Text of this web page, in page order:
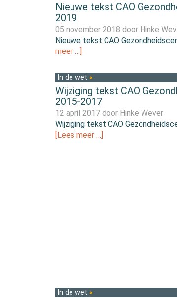
Nieuwe tekst CAO
2019
05 november 2018 door Hinke
Nieuwe tekst CAO
meer …]
In de wet
Wijziging tekst CAO
2015-2017
12 april 2017 door Hinke Wever
Wijziging tekst CAO
[Lees meer …]
In de wet